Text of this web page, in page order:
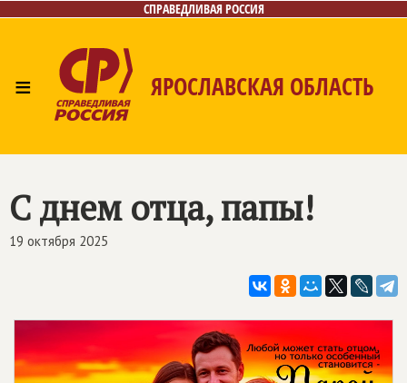
СПРАВЕДЛИВАЯ РОССИЯ
≡ ЯРОСЛАВСКАЯ ОБЛАСТЬ
С днем отца, папы!
19 октября 2025